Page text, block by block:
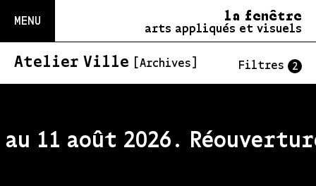
MENU la fenêtre
arts appliqués et visuels
Atelier Ville [Archives] Filtres 2
11 août 2026.